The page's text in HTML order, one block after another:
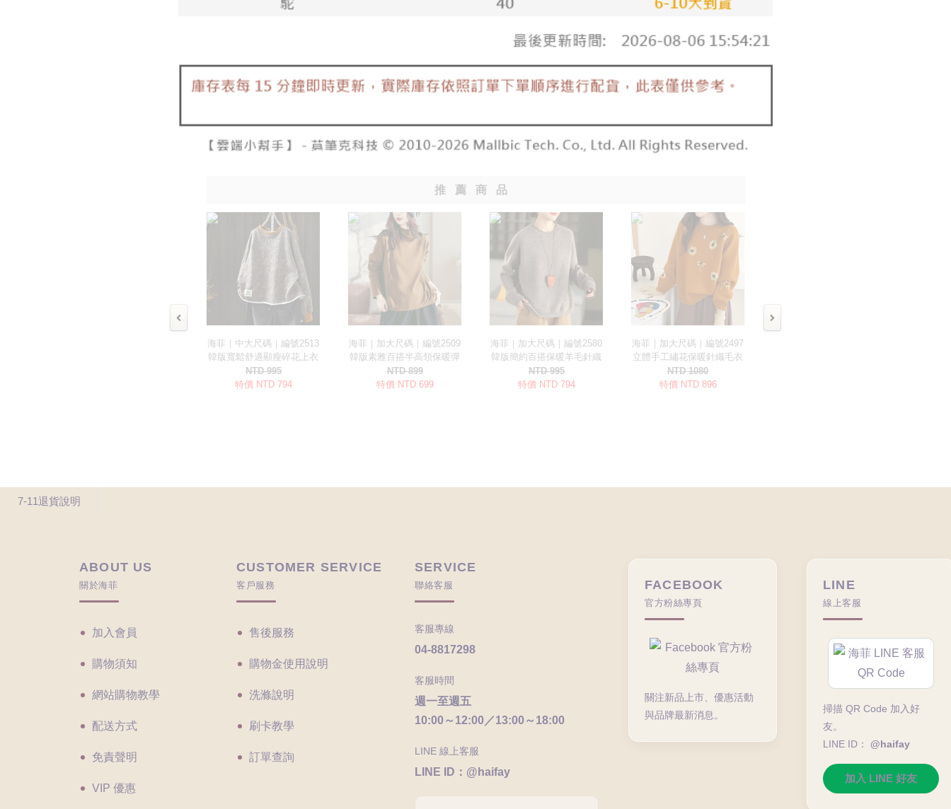
7-11退貨說明
ABOUT US
關於海菲
加入會員
購物須知
網站購物教學
配送方式
免責聲明
VIP 優惠
CUSTOMER SERVICE
客戶服務
售後服務
購物金使用說明
洗滌說明
刷卡教學
訂單查詢
SERVICE
聯絡客服
客服專線
04-8817298
客服時間
週一至週五
10:00～12:00／13:00～18:00
LINE 線上客服
LINE ID：@haifay
FACEBOOK
官方粉絲專頁
關注新品上市、優惠活動
與品牌最新消息。
LINE
線上客服
掃描 QR Code 加入好
友。
LINE ID： @haifay
加入 LINE 好友